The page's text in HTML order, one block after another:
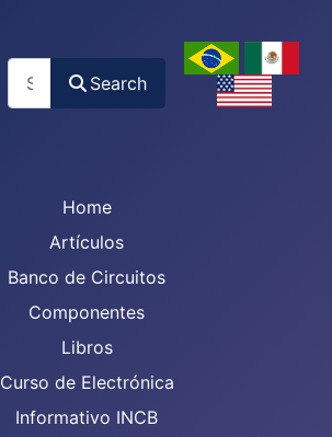
Search
Home
Artículos
Banco de Circuitos
Componentes
Libros
Curso de Electrónica
Informativo INCB